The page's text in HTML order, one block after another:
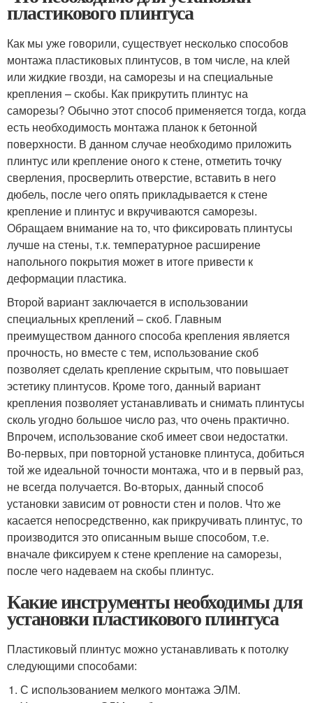
пластикового плинтуса
Как мы уже говорили, существует несколько способов
монтажа пластиковых плинтусов, в том числе, на клей
или жидкие гвозди, на саморезы и на специальные
крепления – скобы. Как прикрутить плинтус на
саморезы? Обычно этот способ применяется тогда, когда
есть необходимость монтажа планок к бетонной
поверхности. В данном случае необходимо приложить
плинтус или крепление оного к стене, отметить точку
сверления, просверлить отверстие, вставить в него
дюбель, после чего опять прикладывается к стене
крепление и плинтус и вкручиваются саморезы.
Обращаем внимание на то, что фиксировать плинтусы
лучше на стены, т.к. температурное расширение
напольного покрытия может в итоге привести к
деформации пластика.
Второй вариант заключается в использовании
специальных креплений – скоб. Главным
преимуществом данного способа крепления является
прочность, но вместе с тем, использование скоб
позволяет сделать крепление скрытым, что повышает
эстетику плинтусов. Кроме того, данный вариант
крепления позволяет устанавливать и снимать плинтусы
сколь угодно большое число раз, что очень практично.
Впрочем, использование скоб имеет свои недостатки.
Во-первых, при повторной установке плинтуса, добиться
той же идеальной точности монтажа, что и в первый раз,
не всегда получается. Во-вторых, данный способ
установки зависим от ровности стен и полов. Что же
касается непосредственно, как прикручивать плинтус, то
производится это описанным выше способом, т.е.
вначале фиксируем к стене крепление на саморезы,
после чего надеваем на скобы плинтус.
Какие инструменты необходимы для
установки пластикового плинтуса
Пластиковый плинтус можно устанавливать к потолку
следующими способами:
С использованием мелкого монтажа ЭЛМ.